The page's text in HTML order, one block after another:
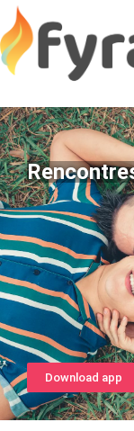
Download app